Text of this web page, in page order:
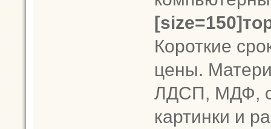
Короткие
цены.
ЛДСП, МДФ,
картинки и